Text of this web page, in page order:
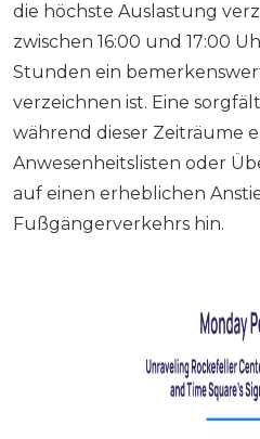
die höchste Auslastung
zwischen 16:00 und 17:00
Stunden ein
verzeichnen ist. Eine
während dieser Zeiträume
Anwesenheitslisten oder
auf einen erheblichen
Fußgängerverkehrs hin.